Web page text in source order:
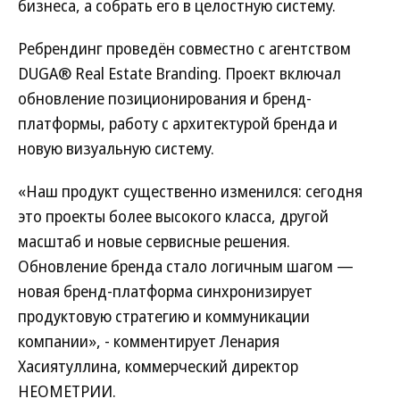
бизнеса, а собрать его в целостную систему.
Ребрендинг проведён совместно с агентством
DUGA® Real Estate Branding. Проект включал
обновление позиционирования и бренд-
платформы, работу с архитектурой бренда и
новую визуальную систему.
«Наш продукт существенно изменился: сегодня
это проекты более высокого класса, другой
масштаб и новые сервисные решения.
Обновление бренда стало логичным шагом —
новая бренд-платформа синхронизирует
продуктовую стратегию и коммуникации
компании», - комментирует Ленария
Хасиятуллина, коммерческий директор
НЕОМЕТРИИ.